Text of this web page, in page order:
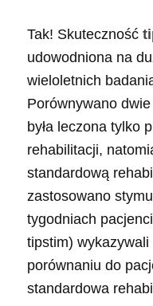
Tak! Skuteczność
udowodniona na
wieloletnich
Porównywano
była leczona tylko
rehabilitacji,
standardową
zastosowano
tygodniach
tipstim)
porównaniu do
standardowa